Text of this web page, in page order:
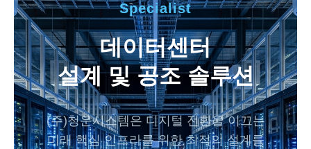
Specialist
데이터센터
설계 및 공조 솔루션
(주)청운시스템은 디지털 전환을 이끄는
미래 핵심 인프라를 위한 최적의 설계를